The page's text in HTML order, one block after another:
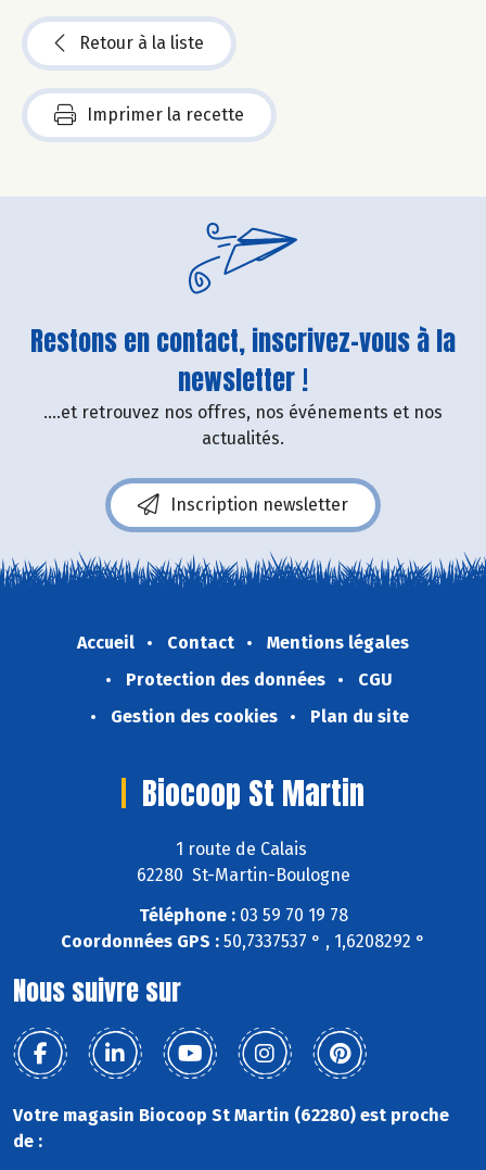
Retour à la liste
Imprimer la recette
Restons en contact, inscrivez-vous à la
newsletter !
....et retrouvez nos offres, nos événements et nos
actualités.
Inscription newsletter
Accueil Contact
Mentions légales
Protection des données
CGU
Gestion des cookies
Plan du site
Biocoop St Martin
1 route de Calais
62280 St-Martin-Boulogne
Téléphone :03 59 70 19 78
Coordonnées GPS : 50,7337537 ° , 1,6208292 °
Nous suivre sur
Votre magasin Biocoop St Martin (62280) est proche
de :